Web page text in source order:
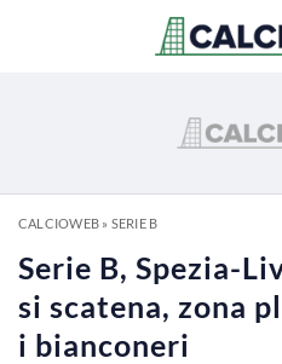
CALCIOWEB» SERIE B
Serie B, Spezia-
si scatena, zona
i bianconeri